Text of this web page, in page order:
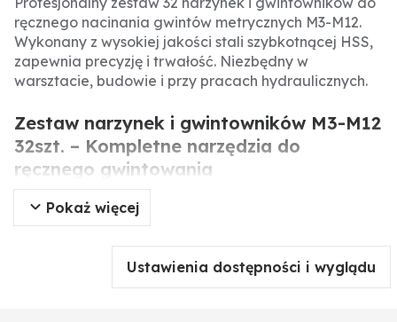
ręcznego nacinania gwintów metrycznych M3-M12.
Wykonany z wysokiej jakości stali szybkotnącej HSS,
zapewnia precyzję i trwałość. Niezbędny w
warsztacie, budowie i przy pracach hydraulicznych.
Zestaw narzynek i gwintowników M3-M12
32szt. – Kompletne narzędzia do
ręcznego gwintowania
Zestaw 32 sztuk narzynek i gwintowników marki NEO
to kompleksowe rozwiązanie do ręcznego nacinania
gwintów metrycznych w zakresie M3-M12. Wykonane
ze stali szybkotnącej HSS, narzędzia te gwarantują
wysoką trwałość i precyzję. Idealne do prac
Pokaż więcej
Ustawienia dostępności i wyglądu